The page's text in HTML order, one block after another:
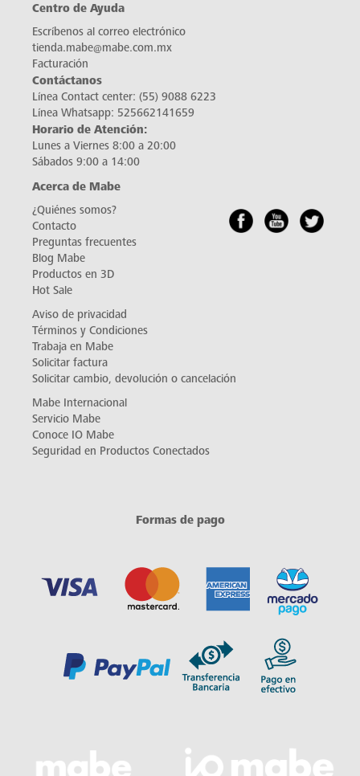
Centro de Ayuda
Escríbenos al correo electrónico
tienda.mabe@mabe.com.mx
Facturación
Contáctanos
Línea Contact center: (55) 9088 6223
Línea Whatsapp: 525662141659
Horario de Atención:
Lunes a Viernes 8:00 a 20:00
Sábados 9:00 a 14:00
Acerca de Mabe
¿Quiénes somos?
Contacto
Preguntas frecuentes
Blog Mabe
Productos en 3D
Hot Sale
Aviso de privacidad
Términos y Condiciones
Trabaja en Mabe
Solicitar factura
Solicitar cambio, devolución o cancelación
Mabe Internacional
Servicio Mabe
Conoce IO Mabe
Seguridad en Productos Conectados
Formas de pago